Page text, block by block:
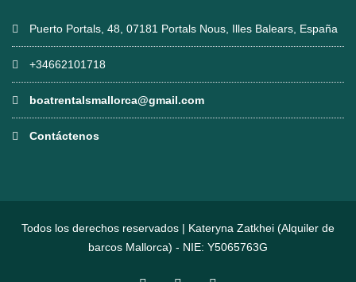
Puerto Portals, 48, 07181 Portals Nous, Illes Balears, España
+34662101718
boatrentalsmallorca@gmail.com
Contáctenos
Todos los derechos reservados | Kateryna Zatkhei (Alquiler de
barcos Mallorca) - NIE: Y5065763G